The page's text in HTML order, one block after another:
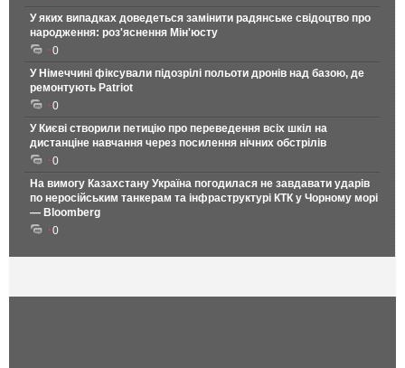
У яких випадках доведеться замінити радянське свідоцтво про
народження: роз'яснення Мін'юсту
0
У Німеччині фіксували підозрілі польоти дронів над базою, де
ремонтують Patriot
0
У Києві створили петицію про переведення всіх шкіл на
дистанціне навчання через посилення нічних обстрілів
0
На вимогу Казахстану Україна погодилася не завдавати ударів
по неросійським танкерам та інфраструктурі КТК у Чорному морі
— Bloomberg
0